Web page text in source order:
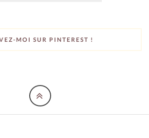
MOI SUR PINTEREST !